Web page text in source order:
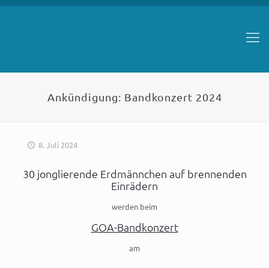
Ankündigung: Bandkonzert 2024
8. Juli 2024
30 jonglierende Erdmännchen auf brennenden
Einrädern
werden beim
GOA-Bandkonzert
am